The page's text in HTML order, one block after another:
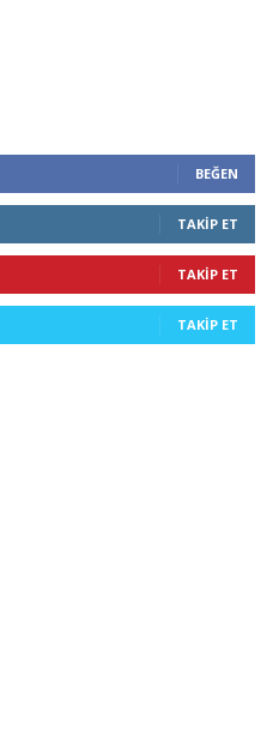
BEĞEN
TAKIP ET
TAKIP ET
TAKIP ET